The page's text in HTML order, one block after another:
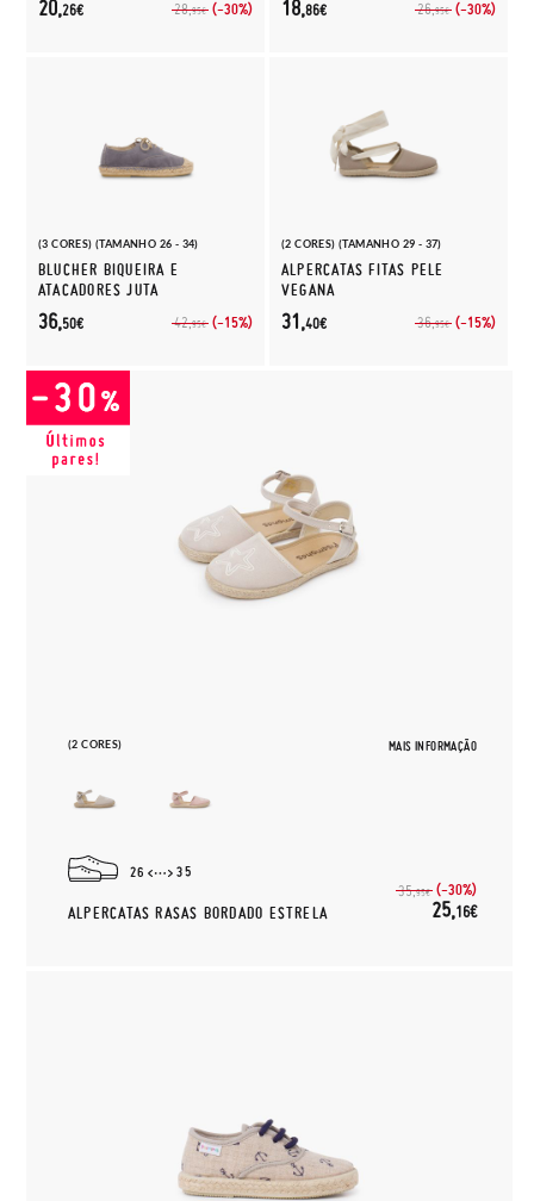
28,95€ (-30%)
20,26€ 26,95€ (-30%)
18,86€
(3 CORES) (TAMANHO 26 - 34)
BLUCHER BIQUEIRA E
ATACADORES JUTA
42,95€ (-15%)
36,50€
(2 CORES) (TAMANHO 29 - 37)
ALPERCATAS FITAS PELE
VEGANA
36,95€ (-15%)
31,40€
(2 CORES) MAIS INFORMAÇÃO
26 35
ALPERCATAS RASAS BORDADO ESTRELA
35,95€ (-30%)
25,16€